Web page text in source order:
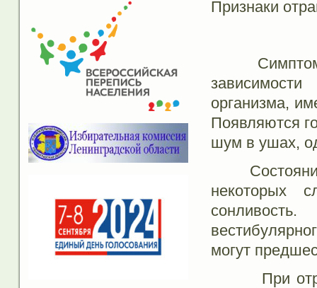
Признаки
Симптомы
организма,
Появляются
шум в ушах,
Состояние
некоторых
могут
При